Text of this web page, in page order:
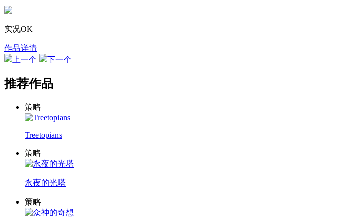
实况OK
作品详情
上一个
下一个
推荐作品
策略
Treetopians
策略
永夜的光塔
策略